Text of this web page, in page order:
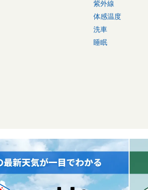
紫外線
体感温度
洗車
睡眠